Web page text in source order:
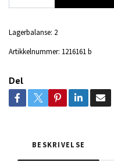
Lagerbalanse: 2
Artikkelnummer: 1216161 b
Del
BESKRIVELSE